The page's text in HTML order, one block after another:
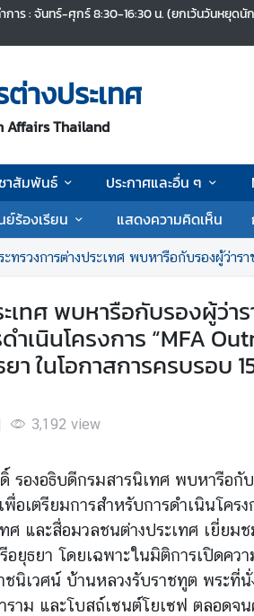
ำการ : จันทร์-ศุกร์ 8:30-16:30 น. (ยกเว้นวันหยุด
างประเทศ
Affairs Thailand
าสัมพันธ์ ประกาศและอื่น ๆ
ย์ร้องเรียน แสดงความคิดเห็น
ผู้ว่าราชการจังหวัดลพบุรีและรองผู้ว่าราชการจังหวัดพระนครศรีอยุธยา เพื่อเตรียมการสำหรับการดำ
เทศ พบหารือกับรองผู้ว่
เนินโครงการ “MFA
ในโอกาสการครบรอบ
3,192 view
งอธิบดีกรมสารนิเทศ พบหารือกับ
อเตรียมการสำหรับการดำเนินโ
ทศ และสื่อมวลชนต่างประเทศ เยี่ย
อยุธยา โดยเฉพาะในมิติการเปิด
เวศน์ บ้านหลวงรับราชทูต พระที่
ม และโบสถ์เซนต์โยเซฟ ตลอดจ